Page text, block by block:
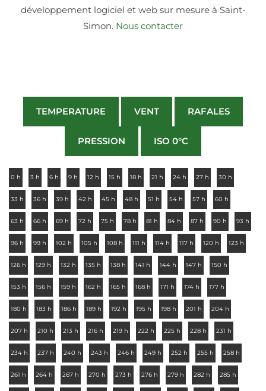
développement logiciel et web sur mesure à Saint-
Simon. Nous contacter
TEMPERATURE VENT RAFALES
PRESSION ISO 0°C
0 h 3 h 6 h 9 h 12 h 15 h 18 h 21 h 24 h 27 h 30 h
33 h 36 h 39 h 42 h 45 h 48 h 51 h 54 h 57 h 60 h
63 h 66 h 69 h 72 h 75 h 78 h 81 h 84 h 87 h 90 h 93 h
96 h 99 h 102 h 105 h 108 h 111 h 114 h 117 h 120 h 123 h
126 h 129 h 132 h 135 h 138 h 141 h 144 h 147 h 150 h
153 h 156 h 159 h 162 h 165 h 168 h 171 h 174 h 177 h
180 h 183 h 186 h 189 h 192 h 195 h 198 h 201 h 204 h
207 h 210 h 213 h 216 h 219 h 222 h 225 h 228 h 231 h
234 h 237 h 240 h 243 h 246 h 249 h 252 h 255 h 258 h
261 h 264 h 267 h 270 h 273 h 276 h 279 h 282 h 285 h